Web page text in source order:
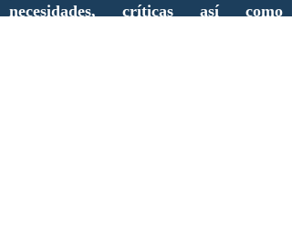
necesidades, críticas así como